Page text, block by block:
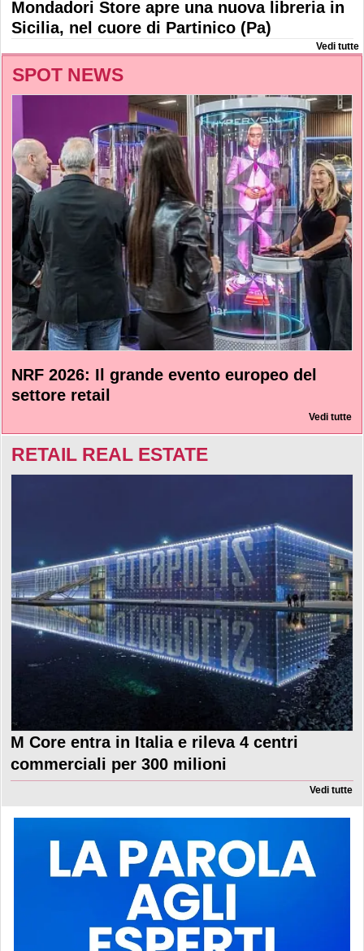
Mondadori Store apre una nuova libreria in
Sicilia, nel cuore di Partinico (Pa)
Vedi tutte
SPOT NEWS
NRF 2026: Il grande evento europeo del
settore retail
Vedi tutte
RETAIL REAL ESTATE
M Core entra in Italia e rileva 4 centri
commerciali per 300 milioni
Vedi tutte